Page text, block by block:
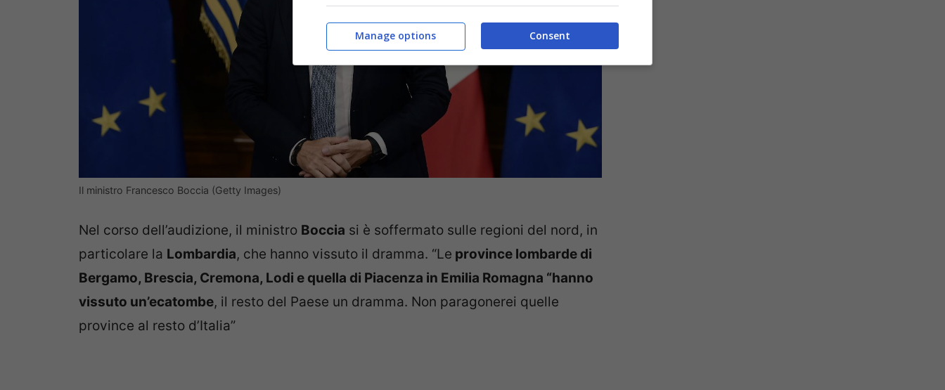
Il ministro Francesco Boccia (Getty Images)
Nel corso dell’audizione, il ministro Boccia si è soffermato sulle regioni del nord, in
particolare la Lombardia, che hanno vissuto il dramma. “Le province lombarde di
Bergamo, Brescia, Cremona, Lodi e quella di Piacenza in Emilia Romagna “hanno
vissuto un’ecatombe, il resto del Paese un dramma. Non paragonerei quelle
province al resto d’Italia”
Consent
Manage options